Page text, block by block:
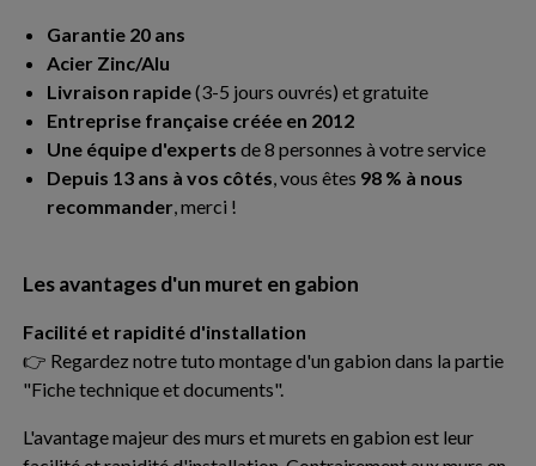
Garantie 20 ans
Acier Zinc/Alu
Livraison rapide(3-5 jours ouvrés) et gratuite
Entreprise française créée en 2012
Une équipe d'experts de 8 personnes à votre service
Depuis 13 ans à vos côtés, vous êtes 98 % à nous
recommander, merci !
Les avantages d'un muret en gabion
Facilité et rapidité d'installation
👉 Regardez notre tuto montage d'un gabion dans la partie
"Fiche technique et documents".
L'avantage majeur des murs et murets en gabion est leur